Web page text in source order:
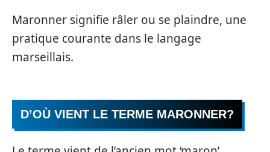
Maronner signifie râler ou se plaindre, une
pratique courante dans le langage
marseillais.
D’OÙ VIENT LE TERME MARONNER?